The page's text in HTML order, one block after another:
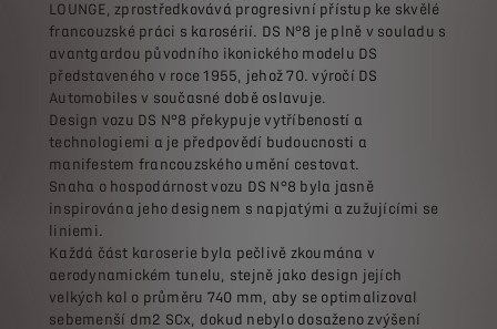
LOUNGE, zprostředkovává progresivní přístup ke skvělé
francouzské práci s karosérií. DS N°8 je plně v souladu s
avantgardou původního ikonického modelu DS
představeného v roce 1955, jehož 70. výročí DS
Automobiles v současné době oslavuje.
Design vozu DS N°8 překypuje vytříbeností a
technologiemi a je předpovědí budoucnosti a
manifestem francouzského umění cestovat.
Snaha o hospodárnost vozu DS N°8 byla jasně
inspirována jeho designem s napjatými a zužujícími se
liniemi.
Každá část karoserie byla pečlivě zkoumána v
aerodynamickém tunelu, stejně jako design jejích
velkých kol o průměru 740 mm, aby se optimalizoval
sebemenší dm2 SCx, dokud nebylo dosaženo zvýšení